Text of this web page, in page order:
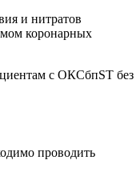
и нитратов
коронарных
с ОКСбпSТ без
проводить